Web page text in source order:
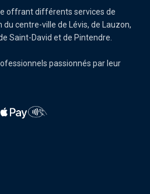
offrant différents services de
centre-ville de Lévis, de Lauzon,
Saint-David et de Pintendre.
passionnés par leur